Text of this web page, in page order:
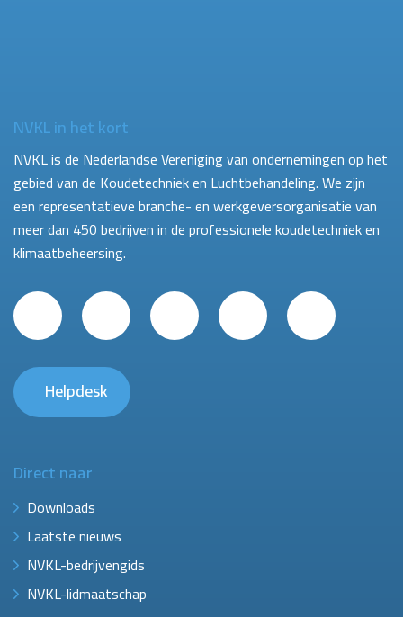
NVKL in het kort
NVKL is de Nederlandse Vereniging van ondernemingen op het
gebied van de Koudetechniek en Luchtbehandeling. We zijn
een representatieve branche- en werkgeversorganisatie van
meer dan 450 bedrijven in de professionele koudetechniek en
klimaatbeheersing.
Helpdesk
Direct naar
Downloads
Laatste nieuws
NVKL-bedrijvengids
NVKL-lidmaatschap